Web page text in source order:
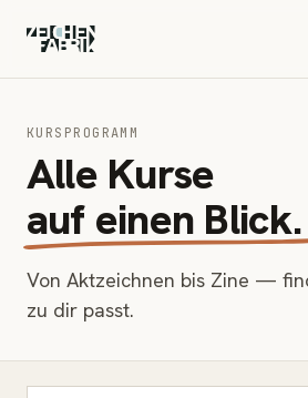
KURSPROGRAMM
Alle Kurse
auf einen Blick.
Von Aktzeichnen bis Zine —
zu dir passt.